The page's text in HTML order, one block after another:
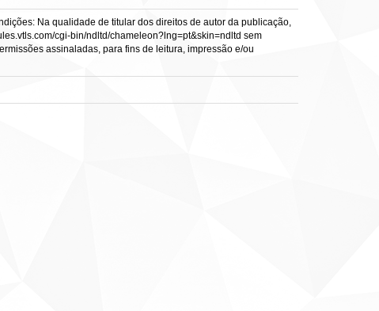
Na qualidade de titular dos direitos de autor da publicação,
cgi-bin/ndltd/chameleon?lng=pt&skin=ndltd sem
assinaladas, para fins de leitura, impressão e/ou